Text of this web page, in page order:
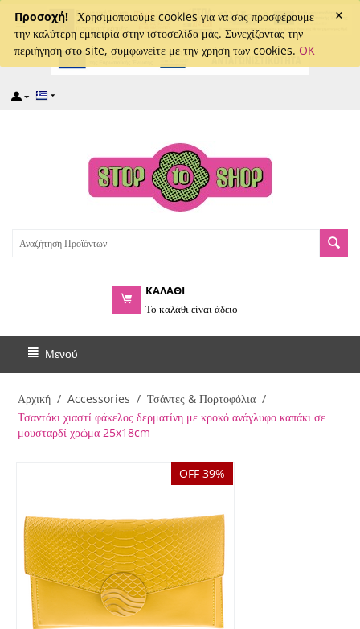
×
Προσοχή! Χρησιμοποιούμε cookies για να σας προσφέρουμε
την καλύτερη εμπειρία στην ιστοσελίδα μας. Συνεχίζοντας την
περιήγηση στο site, συμφωνείτε με την χρήση των cookies. OK
captcha
ΚΑΛΑΘΙ
Το καλάθι είναι άδειο
Μενού
Αρχική / Accessories / Τσάντες & Πορτοφόλια /
Τσαντάκι χιαστί φάκελος δερματίνη με κροκό ανάγλυφο καπάκι σε
μουσταρδί χρώμα 25x18cm
OFF 39%